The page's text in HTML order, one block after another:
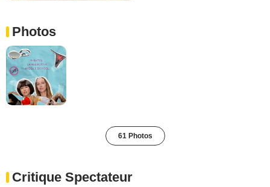
Photos
61 Photos
Critique Spectateur